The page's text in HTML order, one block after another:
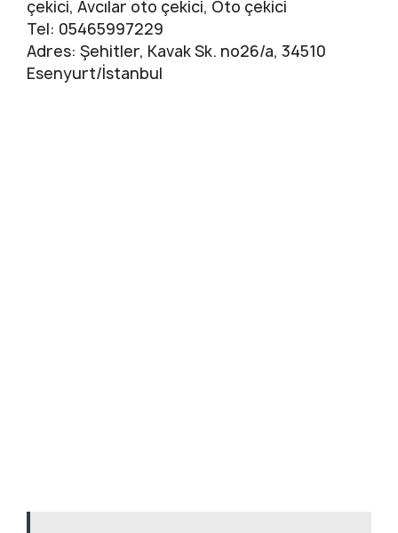
çekici, Avcılar oto çekici, Oto çekici
Tel: 05465997229
Adres: Şehitler, Kavak Sk. no26/a, 34510
Esenyurt/İstanbul